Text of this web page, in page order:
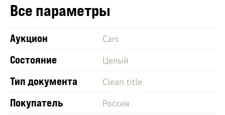
Все параметры
Аукцион Cars
Состояние Целый
Тип документа Clean title
Покупатель Россия